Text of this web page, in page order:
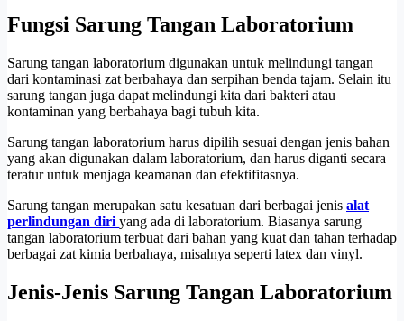
Fungsi Sarung Tangan Laboratorium
Sarung tangan laboratorium digunakan untuk melindungi tangan
dari kontaminasi zat berbahaya dan serpihan benda tajam. Selain itu
sarung tangan juga dapat melindungi kita dari bakteri atau
kontaminan yang berbahaya bagi tubuh kita.
Sarung tangan laboratorium harus dipilih sesuai dengan jenis bahan
yang akan digunakan dalam laboratorium, dan harus diganti secara
teratur untuk menjaga keamanan dan efektifitasnya.
Sarung tangan merupakan satu kesatuan dari berbagai jenis alat
perlindungan diri yang ada di laboratorium. Biasanya sarung
tangan laboratorium terbuat dari bahan yang kuat dan tahan terhadap
berbagai zat kimia berbahaya, misalnya seperti latex dan vinyl.
Jenis-Jenis Sarung Tangan Laboratorium